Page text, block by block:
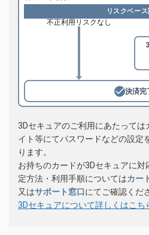
リスクベー
不正利用リスクなし
決済完
3Dセキュアのご利用にあたって
イト等にてパスワードなどの設定
ります。
お持ちのカードが3Dセキュアに
定方法・利用手順についてはカー
又はサポート窓口にてご確認くだ
3Dセキュアについて詳しくはこち